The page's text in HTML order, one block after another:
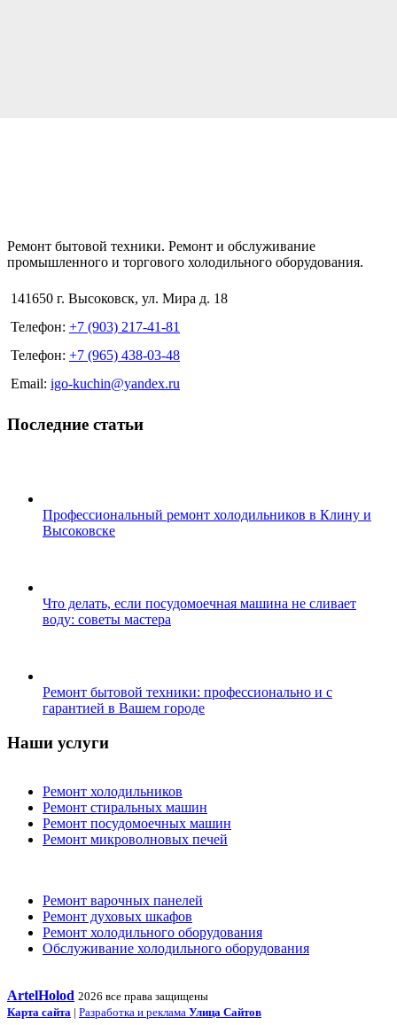
Ремонт бытовой техники. Ремонт и обслуживание
промышленного и торгового холодильного оборудования.
141650 г. Высоковск, ул. Мира д. 18
Телефон: +7 (903) 217-41-81
Телефон: +7 (965) 438-03-48
Email: igo-kuchin@yandex.ru
Последние статьи
Профессиональный ремонт холодильников в Клину и
Высоковске
Что делать, если посудомоечная машина не сливает
воду: советы мастера
Ремонт бытовой техники: профессионально и с
гарантией в Вашем городе
Наши услуги
Ремонт холодильников
Ремонт стиральных машин
Ремонт посудомоечных машин
Ремонт микроволновых печей
Ремонт варочных панелей
Ремонт духовых шкафов
Ремонт холодильного оборудования
Обслуживание холодильного оборудования
ArtelHolod 2026 все права защищены
Карта сайта | Разработка и реклама Улица Сайтов